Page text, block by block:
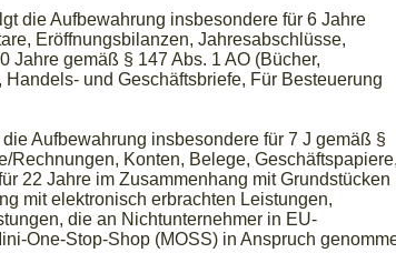
die Aufbewahrung insbesondere für 6 Jahre
Eröffnungsbilanzen, Jahresabschlüsse,
Jahre gemäß § 147 Abs. 1 AO (Bücher,
und Geschäftsbriefe, Für Besteuerung
Aufbewahrung insbesondere für 7 J gemäß §
Rechnungen, Konten, Belege,
22 Jahre im Zusammenhang mit Grundstücken
mit elektronisch erbrachten Leistungen,
die an Nichtunternehmer in EU-
One-Stop-Shop (MOSS) in Anspruch